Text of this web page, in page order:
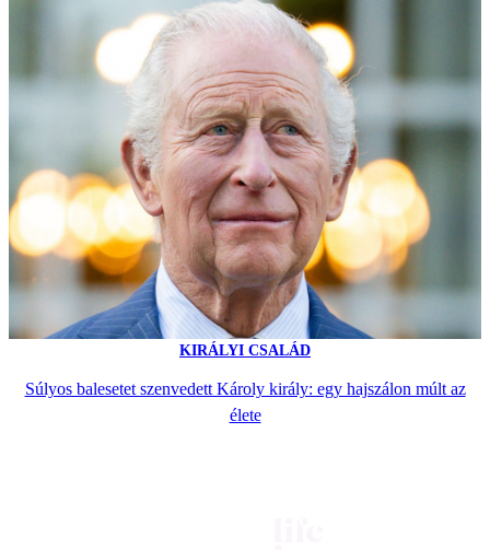
KIRÁLYI CSALÁD
Súlyos balesetet szenvedett Károly király: egy hajszálon múlt az
élete